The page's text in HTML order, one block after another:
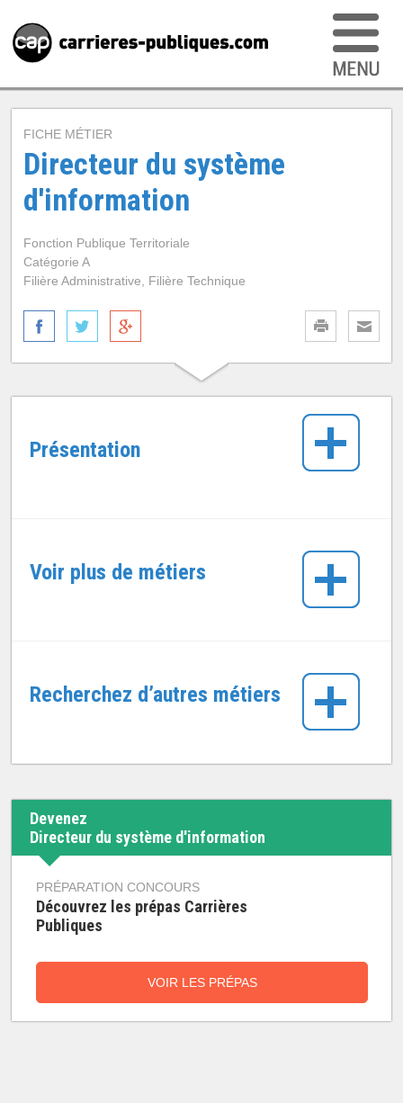
FICHE MÉTIER
Directeur du système
d'information
Fonction Publique Territoriale
Catégorie A
Filière Administrative, Filière Technique
Présentation
Voir plus de métiers
Recherchez d’autres métiers
Devenez
Directeur du système d'information
PRÉPARATION CONCOURS
Découvrez les prépas Carrières
Publiques
VOIR LES PRÉPAS